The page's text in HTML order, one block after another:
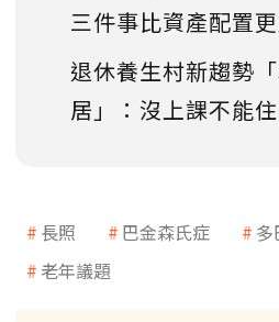
三件事比資產配置更
退休養生村新趨勢
居」：沒上課不能
長照 巴金森氏症 多
老年議題